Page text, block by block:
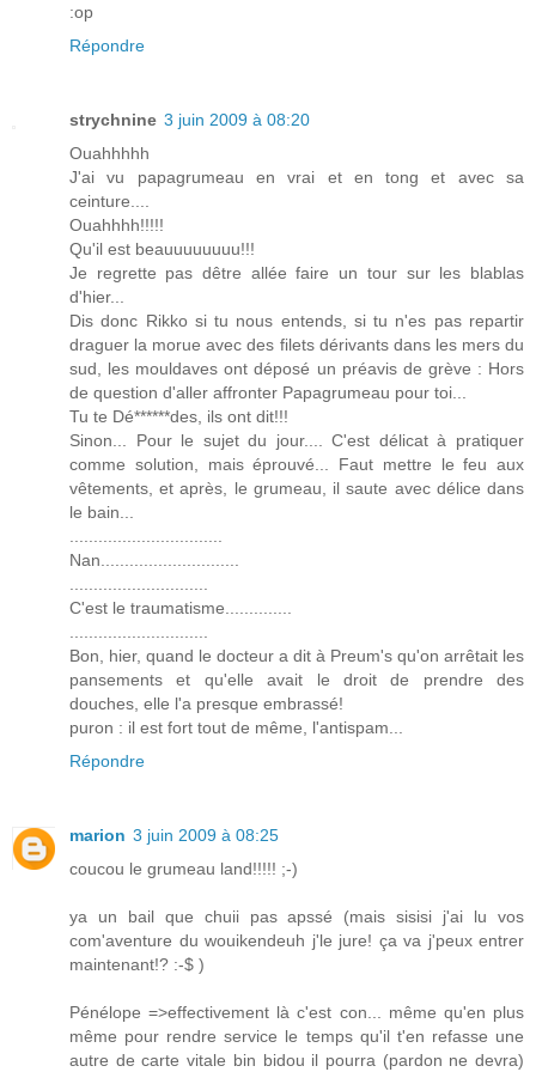
:op
Répondre
strychnine 3 juin 2009 à 08:20
Ouahhhhh
J'ai vu papagrumeau en vrai et en tong et avec sa
ceinture....
Ouahhhh!!!!!
Qu'il est beauuuuuuuu!!!
Je regrette pas dêtre allée faire un tour sur les blablas
d'hier...
Dis donc Rikko si tu nous entends, si tu n'es pas repartir
draguer la morue avec des filets dérivants dans les mers du
sud, les mouldaves ont déposé un préavis de grève : Hors
de question d'aller affronter Papagrumeau pour toi...
Tu te Dé******des, ils ont dit!!!
Sinon... Pour le sujet du jour.... C'est délicat à pratiquer
comme solution, mais éprouvé... Faut mettre le feu aux
vêtements, et après, le grumeau, il saute avec délice dans
le bain...
................................
Nan.............................
.............................
C'est le traumatisme..............
.............................
Bon, hier, quand le docteur a dit à Preum's qu'on arrêtait les
pansements et qu'elle avait le droit de prendre des
douches, elle l'a presque embrassé!
puron : il est fort tout de même, l'antispam...
Répondre
marion 3 juin 2009 à 08:25
coucou le grumeau land!!!!! ;-)
ya un bail que chuii pas apssé (mais sisisi j'ai lu vos
com'aventure du wouikendeuh j'le jure! ça va j'peux entrer
maintenant!? :-$ )
Pénélope =>effectivement là c'est con... même qu'en plus
même pour rendre service le temps qu'il t'en refasse une
autre de carte vitale bin bidou il pourra (pardon ne devra)